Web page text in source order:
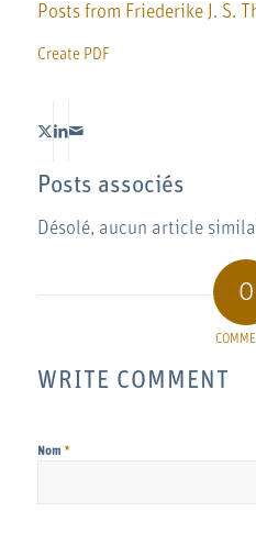
Posts from Friederike J. S.
Create PDF
Posts associés
Désolé, aucun article
0
WRITE COMMENT
Nom *